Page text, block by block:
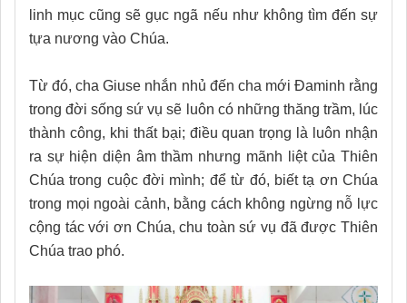
linh mục cũng sẽ gục ngã nếu như không tìm đến sự
tựa nương vào Chúa.
Từ đó, cha Giuse nhắn nhủ đến cha mới Đaminh rằng
trong đời sống sứ vụ sẽ luôn có những thăng trầm, lúc
thành công, khi thất bại; điều quan trọng là luôn nhận
ra sự hiện diện âm thầm nhưng mãnh liệt của Thiên
Chúa trong cuộc đời mình; để từ đó, biết tạ ơn Chúa
trong mọi ngoài cảnh, bằng cách không ngừng nỗ lực
cộng tác với ơn Chúa, chu toàn sứ vụ đã được Thiên
Chúa trao phó.